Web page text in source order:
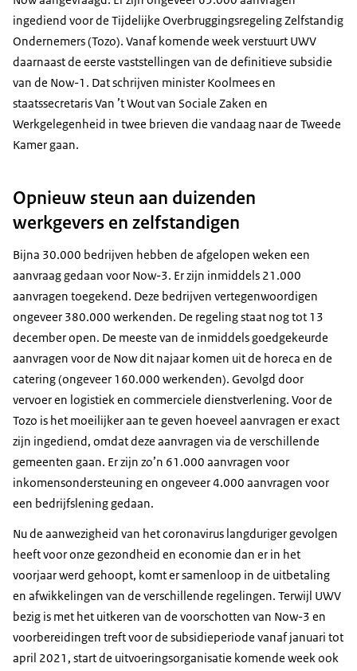
ingediend voor de Tijdelijke Overbruggingsregeling Zelfstandig
Ondernemers (Tozo). Vanaf komende week verstuurt UWV
daarnaast de eerste vaststellingen van de definitieve subsidie
van de Now-1. Dat schrijven minister Koolmees en
staatssecretaris Van ’t Wout van Sociale Zaken en
Werkgelegenheid in twee brieven die vandaag naar de Tweede
Kamer gaan.
Opnieuw steun aan duizenden
werkgevers en zelfstandigen
Bijna 30.000 bedrijven hebben de afgelopen weken een
aanvraag gedaan voor Now-3. Er zijn inmiddels 21.000
aanvragen toegekend. Deze bedrijven vertegenwoordigen
ongeveer 380.000 werkenden. De regeling staat nog tot 13
december open. De meeste van de inmiddels goedgekeurde
aanvragen voor de Now dit najaar komen uit de horeca en de
catering (ongeveer 160.000 werkenden). Gevolgd door
vervoer en logistiek en commerciele dienstverlening. Voor de
Tozo is het moeilijker aan te geven hoeveel aanvragen er exact
zijn ingediend, omdat deze aanvragen via de verschillende
gemeenten gaan. Er zijn zo’n 61.000 aanvragen voor
inkomensondersteuning en ongeveer 4.000 aanvragen voor
een bedrijfslening gedaan.
Nu de aanwezigheid van het coronavirus langduriger gevolgen
heeft voor onze gezondheid en economie dan er in het
voorjaar werd gehoopt, komt er samenloop in de uitbetaling
en afwikkelingen van de verschillende regelingen. Terwijl UWV
bezig is met het uitkeren van de voorschotten van Now-3 en
voorbereidingen treft voor de subsidieperiode vanaf januari tot
april 2021, start de uitvoeringsorganisatie komende week ook